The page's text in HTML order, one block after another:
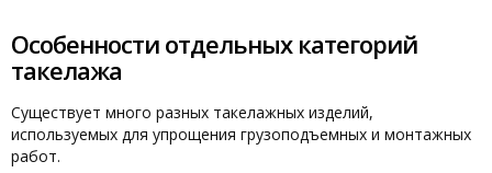
Особенности отдельных категорий
такелажа
Существует много разных такелажных изделий,
используемых для упрощения грузоподъемных и монтажных
работ.